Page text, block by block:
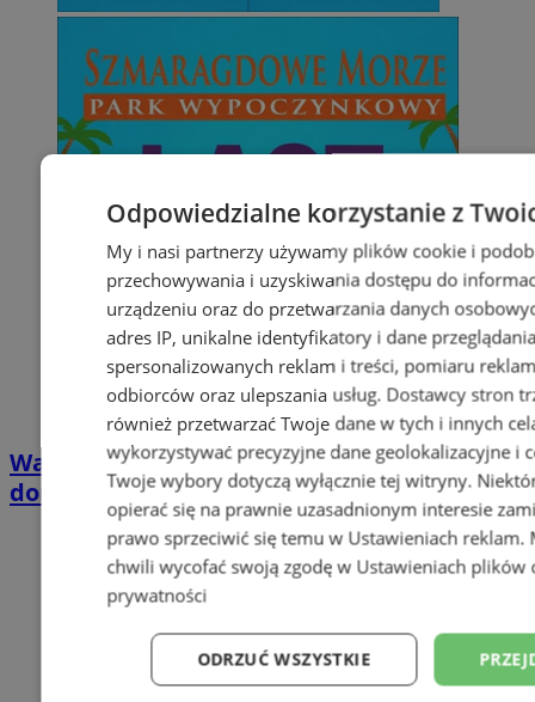
Wakacyjny wypoczynek nad Bałtykiem w
domkach Szmaragdowe Morze
Odpowiedzialne korzystanie z
My i nasi partnerzy używamy plików cookie i
przechowywania i uzyskiwania dostępu do
urządzeniu oraz do przetwarzania danych
adres IP, unikalne identyfikatory i dane
spersonalizowanych reklam i treści, pomiaru
odbiorców oraz ulepszania usług. Dostawcy stron
również przetwarzać Twoje dane w tych i innych
wykorzystywać precyzyjne dane geolokalizacyjne i
Twoje wybory dotyczą wyłącznie tej witryny.
opierać się na prawnie uzasadnionym interesie
prawo sprzeciwić się temu w Ustawieniach reklam.
chwili wycofać swoją zgodę w Ustawieniach plików
prywatności
ODRZUĆ WSZYSTKIE